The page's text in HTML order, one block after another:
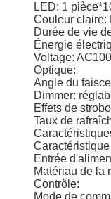
LED: 1
Couleur claire:
Durée de vie
Énergie
Voltage:
Optique:
Angle du
Dimmer:
Effets de
Taux de
Entrée
Matériau de la
Contrôle:
Mode de